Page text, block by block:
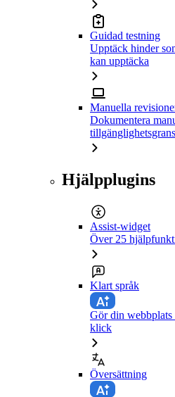
Guidad testning
Upptäck hinder
kan upptäcka
Manuella
Dokumentera
Hjälpplugins
Assist-widget
Över 25
Klart språk
Gör din webbplats
klick
Översättning